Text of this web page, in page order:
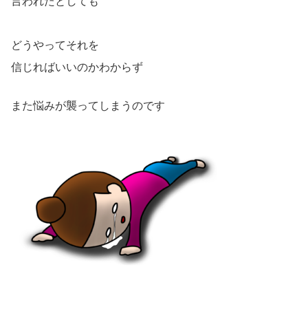
どうやってそれを
信じればいいのかわからず
また悩みが襲ってしまうのです